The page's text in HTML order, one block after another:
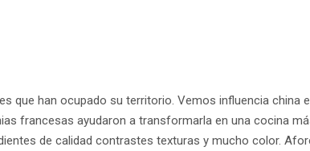
que han ocupado su territorio. Vemos influencia china
francesas ayudaron a transformarla en una cocina
de calidad contrastes texturas y mucho color.